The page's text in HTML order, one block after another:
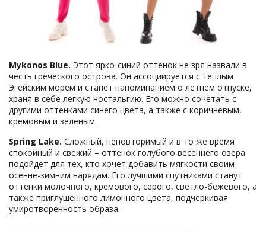
Mykonos Blue. Этот ярко-синий оттенок не зря назвали в
честь греческого острова. Он ассоциируется с теплым
Эгейским морем и станет напоминанием о летнем отпуске,
храня в себе легкую ностальгию. Его можно сочетать с
другими оттенками синего цвета, а также с коричневым,
кремовым и зеленым.
Spring Lake. Сложный, неповторимый и в то же время
спокойный и свежий – оттенок голубого весеннего озера
подойдет для тех, кто хочет добавить мягкости своим
осенне-зимним нарядам. Его лучшими спутниками станут
оттенки молочного, кремового, серого, светло-бежевого, а
также приглушенного лимонного цвета, подчеркивая
умиротворенность образа.